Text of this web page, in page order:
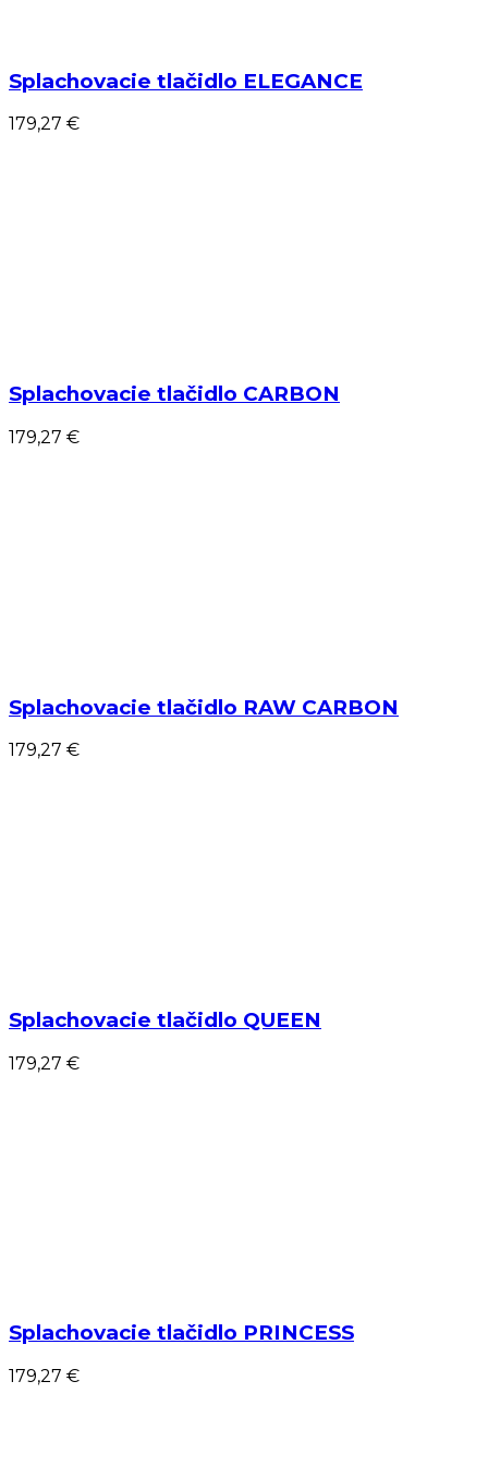
Splachovacie tlačidlo ELEGANCE
179,27 €
Splachovacie tlačidlo CARBON
179,27 €
Splachovacie tlačidlo RAW CARBON
179,27 €
Splachovacie tlačidlo QUEEN
179,27 €
Splachovacie tlačidlo PRINCESS
179,27 €